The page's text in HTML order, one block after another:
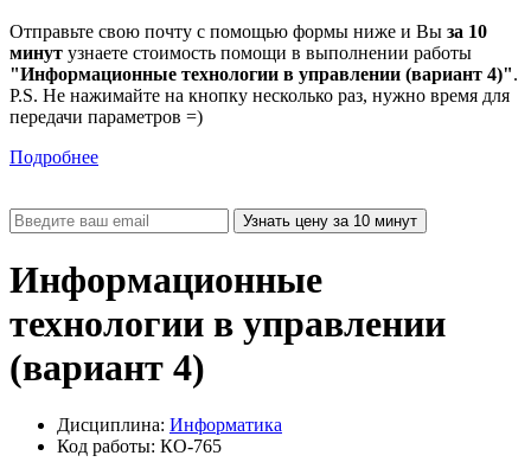
Отправьте свою почту с помощью формы ниже и Вы за 10
минут узнаете стоимость помощи в выполнении работы
"Информационные технологии в управлении (вариант 4)".
P.S. Не нажимайте на кнопку несколько раз, нужно время для
передачи параметров =)
Подробнее
Информационные
технологии в управлении
(вариант 4)
Дисциплина: Информатика
Код работы: КО-765